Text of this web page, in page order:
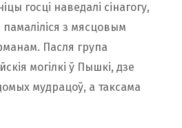
госці наведалі сінагогу,
памаліліся з мясцовым
Пасля група
могілкі ў Пышкі, дзе
мудрацоў, а таксама